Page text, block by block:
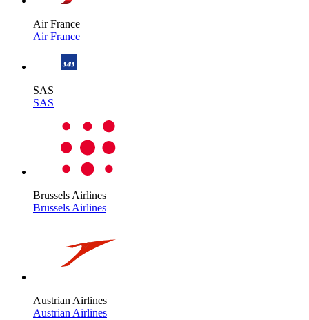
Air France
Air France
SAS
SAS
Brussels Airlines
Brussels Airlines
Austrian Airlines
Austrian Airlines